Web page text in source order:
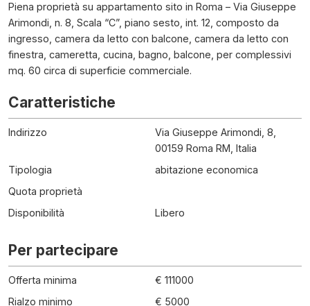
Piena proprietà su appartamento sito in Roma – Via Giuseppe
Arimondi, n. 8, Scala “C”, piano sesto, int. 12, composto da
ingresso, camera da letto con balcone, camera da letto con
finestra, cameretta, cucina, bagno, balcone, per complessivi
mq. 60 circa di superficie commerciale.
Caratteristiche
Indirizzo
Via Giuseppe Arimondi, 8,
00159 Roma RM, Italia
Tipologia
abitazione economica
Quota proprietà
Disponibilità
Libero
Per partecipare
Offerta minima
€ 111000
Rialzo minimo
€ 5000